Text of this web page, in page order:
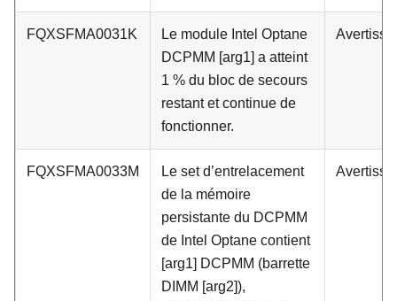
FQXSFMA0031K
Le module Intel Optane
DCPMM [arg1] a atteint
1 % du bloc de secours
restant et continue de
fonctionner.
FQXSFMA0033M
Le set d’entrelacement
de la mémoire
persistante du DCPMM
de Intel Optane contient
[arg1] DCPMM (barrette
DIMM [arg2]),